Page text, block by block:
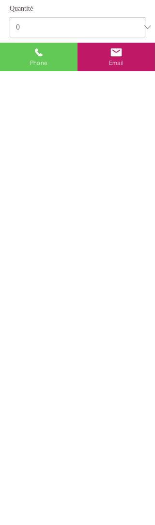
Quantité
Total 0,00 €
Phone Email